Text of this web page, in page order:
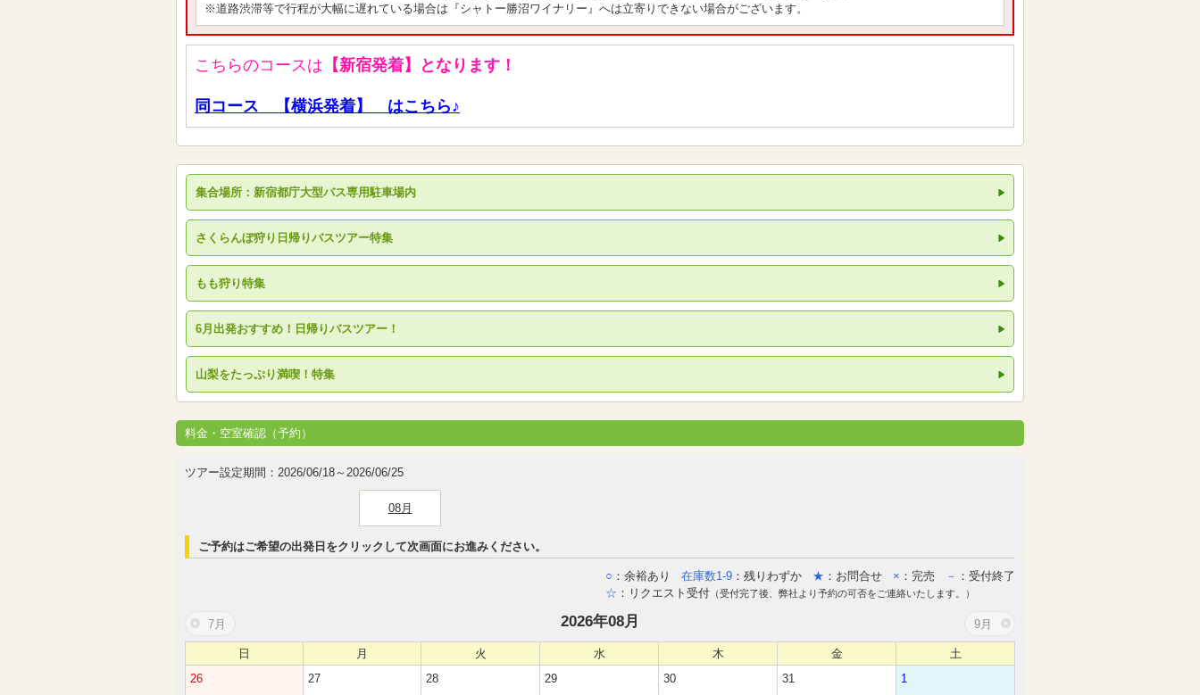
※道路渋滞等で行程が大幅に遅れている場合は『シャトー勝沼ワイナリー』へは立寄りできない場合がございます。
こちらのコースは 【新宿発着】となります！
同コース 【横浜発着】 はこちら♪
集合場所：新宿都庁大型バス専用駐車場内
さくらんぼ狩り日帰りバスツアー特集
もも狩り特集
6月出発おすすめ！日帰りバスツアー！
山梨をたっぷり満喫！特集
料金・空室確認（予約）
ツアー設定期間：2026/06/18～2026/06/25
08月
ご予約はご希望の出発日をクリックして次画面にお進みください。
○ ：余裕あり 在庫数1-9 ：残りわずか ★ ：お問合せ × ：完売 － ：受付終了
☆ ：リクエスト受付 （受付完了後、弊社より予約の可否をご連絡いたします。）
2026年08月
7月 9月
日 月 火 水 木 金
土
26
27 28 29 30 31 1